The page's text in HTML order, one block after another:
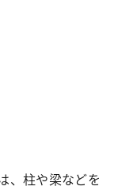
、柱や梁などを